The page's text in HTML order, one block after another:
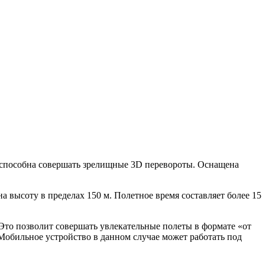
совершать зрелищные 3D перевороты. Оснащена
в пределах 150 м. Полетное время составляет более 15
позволит совершать увлекательные полеты в формате «от
устройство в данном случае может работать под